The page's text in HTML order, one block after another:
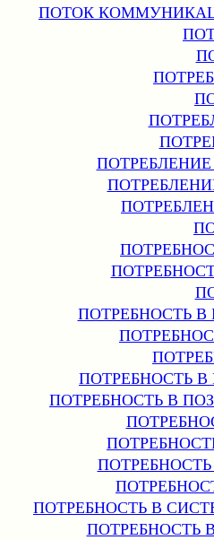
ПОТОК
ПОТРЕБНОСТЬ
ПОТРЕБНОСТЬ
ПОТРЕБНОСТЬ В
ПОТРЕБНОСТЬ В
ПОТРЕБНОСТЬ